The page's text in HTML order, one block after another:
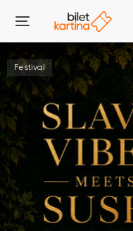
Festival